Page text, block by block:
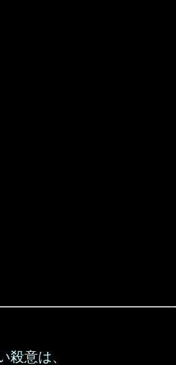
殺意は、